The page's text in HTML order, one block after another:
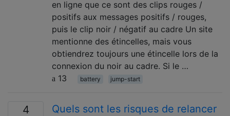
en ligne que ce sont des clips rouges /
positifs aux messages positifs / rouges,
puis le clip noir / négatif au cadre Un site
mentionne des étincelles, mais vous
obtiendrez toujours une étincelle lors de la
connexion du noir au cadre. Si le …
13
battery jump-start
4
Quels sont les risques de relancer